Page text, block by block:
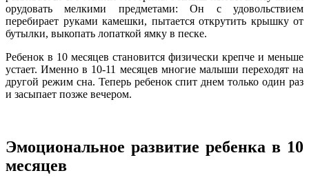
орудовать мелкими предметами: Он с удовольствием
перебирает руками камешки, пытается открутить крышку от
бутылки, выкопать лопаткой ямку в песке.
Ребенок в 10 месяцев становится физически крепче и меньше
устает. Именно в 10-11 месяцев многие малыши переходят на
другой режим сна. Теперь ребенок спит днем только один раз
и засыпает позже вечером.
Эмоциональное развитие ребенка в 10
месяцев